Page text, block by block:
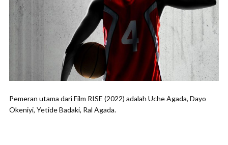
Pemeran utama dari Film RISE (2022) adalah Uche Agada, Dayo
Okeniyi, Yetide Badaki, Ral Agada.